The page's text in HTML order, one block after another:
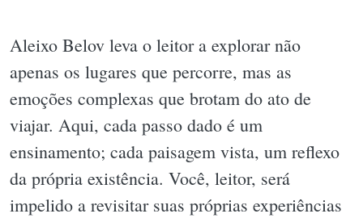
Aleixo Belov leva o leitor a explorar não
apenas os lugares que percorre, mas as
emoções complexas que brotam do ato de
viajar. Aqui, cada passo dado é um
ensinamento; cada paisagem vista, um reflexo
da própria existência. Você, leitor, será
impelido a revisitar suas próprias experiências